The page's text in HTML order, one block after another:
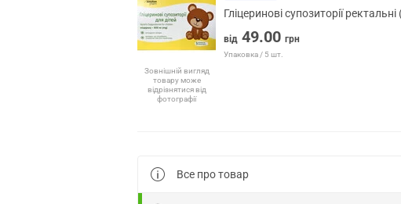
Зовнішній вигляд
товару може
відрізнятися від
фотографії
Гліцеринові супозиторії
від 49.00 грн
Упаковка / 5 шт.
Все про товар